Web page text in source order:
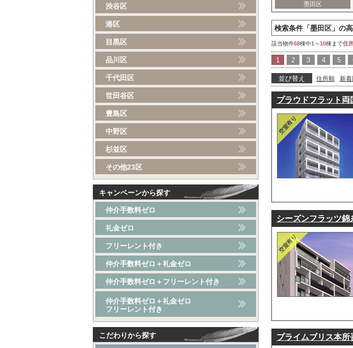
墨田区
検索条件「墨田区」の
該当物件68棟中1～10棟まで住
1 2 3 4 5
並び替え 住所順 新
プラウドフラット両
シーズンフラッツ錦
プライムブリス本所
渋谷区
港区
目黒区
品川区
千代田区
世田谷区
豊島区
中野区
杉並区
その他23区
キャンペーンから探す
仲介手数料ゼロ
礼金ゼロ
フリーレント付き
仲介手数料ゼロ＋礼金ゼロ
仲介手数料ゼロ＋フリーレント付き
仲介手数料ゼロ＋礼金ゼロ
フリーレント付き
こだわりから探す